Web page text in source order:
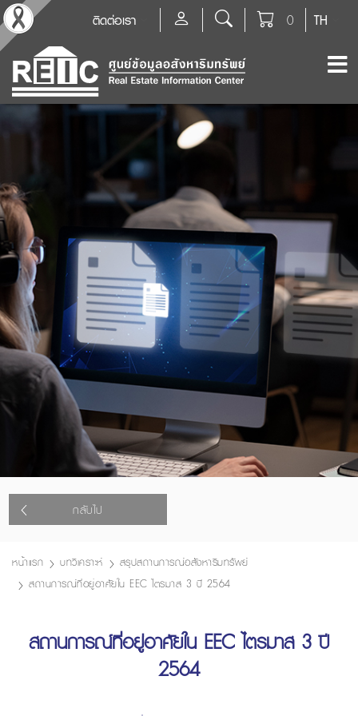
TH
0
ติดต่อเรา
กลับไป
หน้าแรก บทวิเคราะห์
สรุปสถานการณ์อสังหาริมทรัพย์
สถานการณ์ที่อยู่อาศัยใน EEC ไตรมาส 3 ปี 2564
สถานการณ์ที่อยู่อาศัยใน EEC ไตรมาส 3 ปี
2564